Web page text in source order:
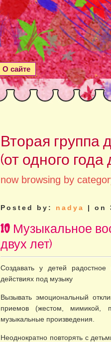
О сайте
Вторая группа
(от одного года
now browsing by
Posted by: nadya | on
10 Музыкальное
двух лет)
Создавать у детей
действиях под музыку
Вызывать эмоциональный
приемов (жестом, мимикой,
музыкальные произведения.
Неоднократно повторять с